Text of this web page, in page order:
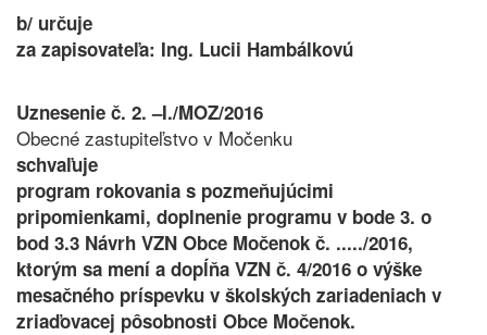
b/ určuje
za zapisovateľa: Ing. Lucii Hambálkovú
Uznesenie č. 2. –I./MOZ/2016
Obecné zastupiteľstvo v Močenku
schvaľuje
program rokovania s pozmeňujúcimi
pripomienkami, doplnenie programu v bode 3. o
bod 3.3 Návrh VZN Obce Močenok č. ...../2016,
ktorým sa mení a dopĺňa VZN č. 4/2016 o výške
mesačného príspevku v školských zariadeniach v
zriaďovacej pôsobnosti Obce Močenok.